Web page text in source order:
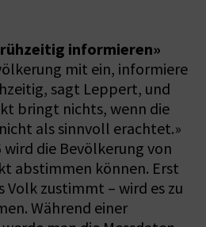
informieren»
mit ein, informiere
sagt Leppert, und
bringt nichts, wenn die
als sinnvoll erachtet.»
wird die Bevölkerung von
abstimmen können. Erst
Volk zustimmt – wird es zu
Während einer